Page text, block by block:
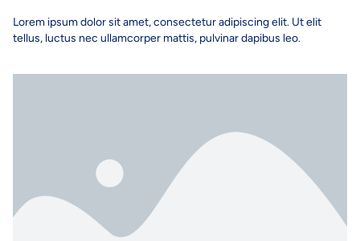
Lorem ipsum dolor sit amet, consectetur adipiscing elit. Ut elit
tellus, luctus nec ullamcorper mattis, pulvinar dapibus leo.